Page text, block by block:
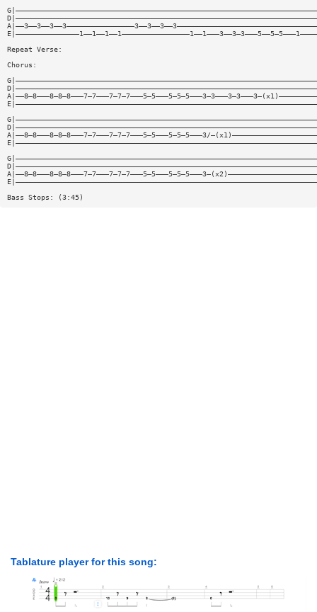
Repeat Verse:
Chorus:
A|——8—8———8—8—8———7—7———7—7—7———5—5———5—5—5———3/
Bass Stops: (3:45)
Tablature player for this song: